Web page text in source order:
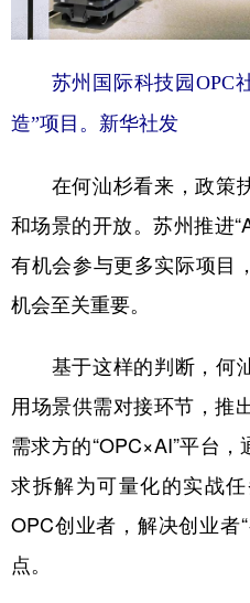
苏州国际科技园OPC
造”项目。新华社发
在何汕杉看来，政策扶
和场景的开放。苏州推进
有机会参与更多实际项目
机会至关重要。
基于这样的判断，何汕
用场景供需对接环节，推
需求方的“OPC×AI”平台
求拆解为可量化的实战
OPC创业者，解决创业者
点。